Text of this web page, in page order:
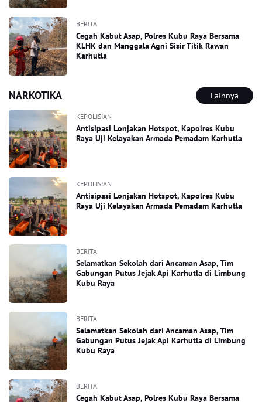
BERITA
Cegah Kabut Asap, Polres Kubu Raya Bersama
KLHK dan Manggala Agni Sisir Titik Rawan
Karhutla
NARKOTIKA Lainnya
KEPOLISIAN
Antisipasi Lonjakan Hotspot, Kapolres Kubu
Raya Uji Kelayakan Armada Pemadam Karhutla
KEPOLISIAN
Antisipasi Lonjakan Hotspot, Kapolres Kubu
Raya Uji Kelayakan Armada Pemadam Karhutla
BERITA
Selamatkan Sekolah dari Ancaman Asap, Tim
Gabungan Putus Jejak Api Karhutla di Limbung
Kubu Raya
BERITA
Selamatkan Sekolah dari Ancaman Asap, Tim
Gabungan Putus Jejak Api Karhutla di Limbung
Kubu Raya
BERITA
Cegah Kabut Asap, Polres Kubu Raya Bersama